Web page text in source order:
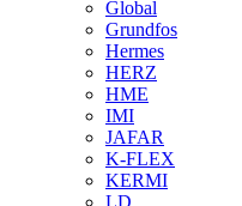
Global
Grundfos
Hermes
HERZ
HME
IMI
JAFAR
K-FLEX
KERMI
LD